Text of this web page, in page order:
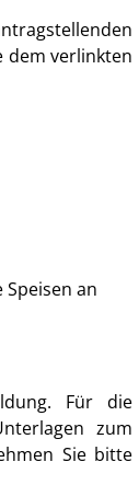
dem verlinkten
an
Für die
zum
Sie bitte